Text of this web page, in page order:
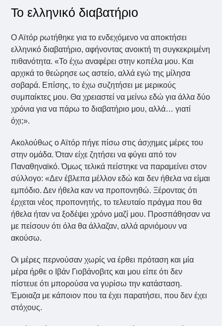
Το ελληνικό διαβατήριο
Ο Αϊτόρ ρωτήθηκε για το ενδεχόμενο να αποκτήσει
ελληνικό διαβατήριο, αφήνοντας ανοικτή τη συγκεκριμένη
πιθανότητα. «Το έχω αναφέρει στην κοπέλα μου. Και
αρχικά το θεώρησε ως αστείο, αλλά εγώ της μίλησα
σοβαρά. Επίσης, το έχω συζητήσει με μερικούς
συμπαίκτες μου. Θα χρειαστεί να μείνω εδώ για άλλα δύο
χρόνια για να πάρω το διαβατήριο μου, αλλά… γιατί
όχι;».
Ακολούθως ο Αϊτόρ πήγε πίσω στις άσχημες μέρες του
στην ομάδα. Όταν είχε ζητήσει να φύγει από τον
Παναθηναϊκό. Όμως τελικά πείστηκε να παραμείνει στον
σύλλογο: «Δεν έβλεπα μέλλον εδώ και δεν ήθελα να είμαι
εμπόδιο. Δεν ήθελα καν να προπονηθώ. Ξέροντας ότι
έρχεται νέος προπονητής, το τελευταίο πράγμα που θα
ήθελα ήταν να ξοδέψει χρόνο μαζί μου. Προσπάθησαν να
με πείσουν ότι όλα θα άλλαζαν, αλλά αρνιόμουν να
ακούσω.
Οι μέρες περνούσαν χωρίς να έρθει πρόταση και μία
μέρα ήρθε ο Ιβάν Γιοβάνοβιτς και μου είπε ότι δεν
πίστευε ότι μπορούσα να γυρίσω την κατάσταση.
Έμοιαζα με κάποιον που τα έχει παρατήσει, που δεν έχει
στόχους.